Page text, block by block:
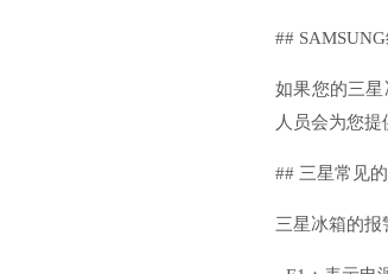
##
如果您的三
人员会为您提
## 三星常见
三星冰箱的报